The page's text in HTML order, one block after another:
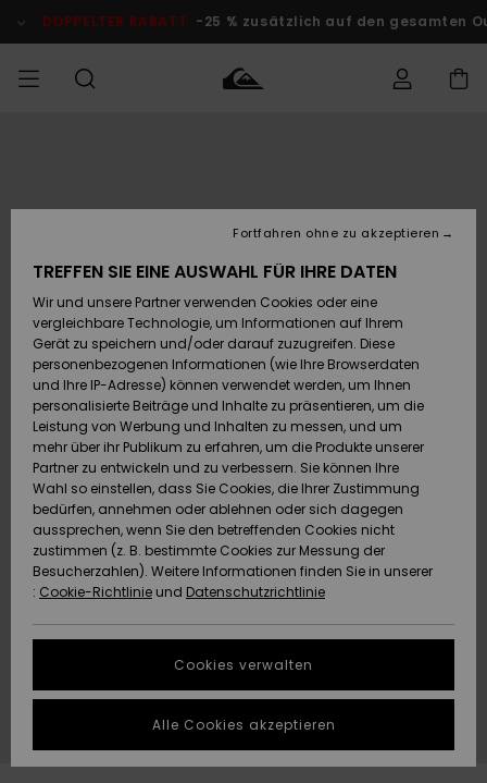
Produktinformation
DOPPELTER RABATT -25 % zusätzlich auf den gesamten
Accessoires
Schuhe&
Flip-Flops
Surf
Snow
Brandneu
Highlights
JUNGEN
Accessoires
Schuhe&
Flip-Flops
Surf
Snow
Brandneu
Highlights
FRAUEN
Brandneu
Highlights
Snow
SURF
Kinder
Highlights
Community
SNOW
Kinder
Snow Shop
Damen
Highlights
Community
DOPPELTER
RABATT
KINDER
Outlet
Frauen
HILFE & KONTAKT
Versand
Retouren
Bezahlung
Geschenkkarte
Quiksilver
Freedom
Datenschutz
Starten Sie eine
Unterhaltung,
schnellste
Antwort auf Ihre
Frage zu
NACHHALTIGKEIT
WUNSCHLISTE
TREFFEN SIE EINE AUSWAHL FÜR IHRE DATEN
Wir und unsere Partner verwenden Cookies oder eine
vergleichbare Technologie, um Informationen auf Ihrem
Gerät zu speichern und/oder darauf zuzugreifen. Diese
personenbezogenen Informationen (wie Ihre Browserdaten
und Ihre IP-Adresse) können verwendet werden, um Ihnen
personalisierte Beiträge und Inhalte zu präsentieren, um die
Leistung von Werbung und Inhalten zu messen, und um
mehr über ihr Publikum zu erfahren, um die Produkte unserer
Partner zu entwickeln und zu verbessern. Sie können Ihre
Wahl so einstellen, dass Sie Cookies, die Ihrer Zustimmung
bedürfen, annehmen oder ablehnen oder sich dagegen
aussprechen, wenn Sie den betreffenden Cookies nicht
zustimmen (z. B. bestimmte Cookies zur Messung der
Besucherzahlen). Weitere Informationen finden Sie in unserer
: Cookie-Richtlinie und Datenschutzrichtlinie
Cookies verwalten
Fortfahren ohne zu akzeptieren
Alle Cookies akzeptieren